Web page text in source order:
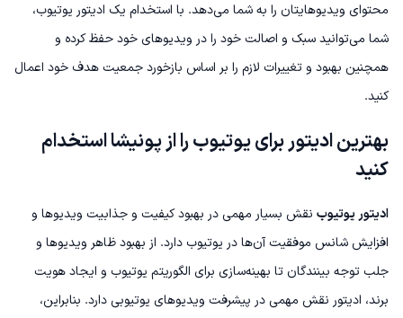
محتوای ویدیوهایتان را به شما می‌دهد. با استخدام یک ادیتور یوتیوب،
شما می‌توانید سبک و اصالت خود را در ویدیوهای خود حفظ کرده و
همچنین بهبود و تغییرات لازم را بر اساس بازخورد جمعیت هدف خود اعمال
کنید.
بهترینادیتور برای یوتیوب را از پونیشا استخدام
کنید
ادیتور یوتیوب نقش بسیار مهمی در بهبود کیفیت و جذابیت ویدیوها و
افزایش شانس موفقیت آن‌ها در یوتیوب دارد. از بهبود ظاهر ویدیوها و
جلب توجه بینندگان تا بهینه‌سازی برای الگوریتم یوتیوب و ایجاد هویت
برند، ادیتور نقش مهمی در پیشرفت ویدیوهای یوتیوبی دارد. بنابراین،